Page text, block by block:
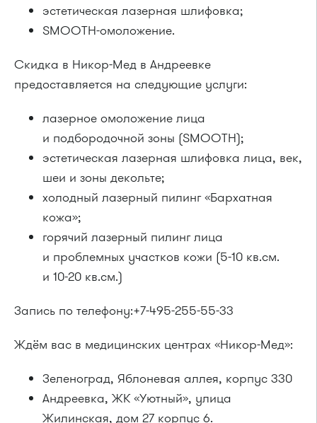
эстетическая лазерная шлифовка;
SMOOTH-омоложение.
Скидка в Никор-Мед в Андреевке
предоставляется на следующие услуги:
лазерное омоложение лица
и подбородочной зоны (SMOOTH);
эстетическая лазерная шлифовка лица, век,
шеи и зоны декольте;
холодный лазерный пилинг «Бархатная
кожа»;
горячий лазерный пилинг лица
и проблемных участков кожи (5-10 кв.см.
и 10-20 кв.см.)
Запись по телефону:+7-495-255-55-33
Ждём вас в медицинских центрах «Никор-Мед»:
Зеленоград, Яблоневая аллея, корпус 330
Андреевка, ЖК «Уютный», улица
Жилинская, дом 27 корпус 6.